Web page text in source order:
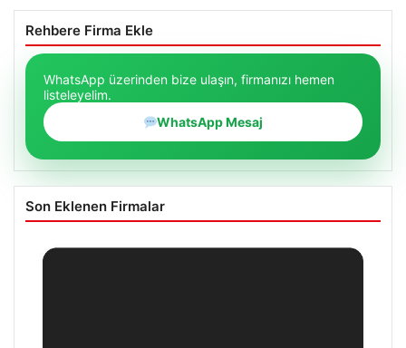
Rehbere Firma Ekle
WhatsApp üzerinden bize ulaşın, firmanızı hemen
listeleyelim.
WhatsApp Mesaj
Son Eklenen Firmalar